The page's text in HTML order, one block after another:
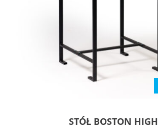
STÓŁ BOSTON HIGH